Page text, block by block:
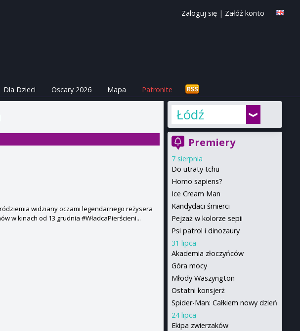
Zaloguj się | Załóż konto
Dla Dzieci Oscary 2026 Mapa Patronite
widziany oczami legendarnego reżysera
w kinach od 13 grudnia #WładcaPierścieni...
Łódź
Premiery
7 sierpnia
Do utraty tchu
Homo sapiens?
Ice Cream Man
Kandydaci śmierci
Pejzaż w kolorze sepii
Psi patrol i dinozaury
31 lipca
Akademia złoczyńców
Góra mocy
Młody Waszyngton
Ostatni konsjerż
Spider-Man: Całkiem nowy dzień
24 lipca
Ekipa zwierzaków